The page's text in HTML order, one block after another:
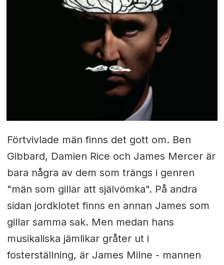
Förtvivlade män finns det gott om. Ben
Gibbard, Damien Rice och James Mercer är
bara några av dem som trängs i genren
"män som gillar att självömka". På andra
sidan jordklotet finns en annan James som
gillar samma sak. Men medan hans
musikaliska jämlikar gråter ut i
fosterställning, är James Milne - mannen